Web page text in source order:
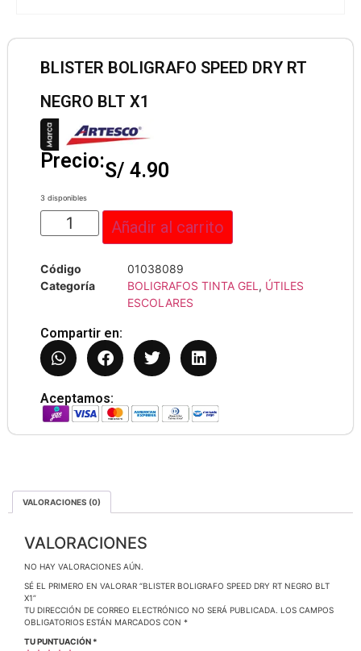
BLISTER BOLIGRAFO SPEED DRY RT
NEGRO BLT X1
Precio:S/ 4.90
3 disponibles
Añadir al carrito
Código
01038089
Categoría
BOLIGRAFOS TINTA GEL , ÚTILES
ESCOLARES
Compartir en:
Aceptamos:
VALORACIONES (0)
VALORACIONES
NO HAY VALORACIONES AÚN.
SÉ EL PRIMERO EN VALORAR “BLISTER BOLIGRAFO SPEED DRY RT NEGRO BLT
X1”
TU DIRECCIÓN DE CORREO ELECTRÓNICO NO SERÁ PUBLICADA.
LOS CAMPOS
OBLIGATORIOS ESTÁN MARCADOS CON *
TU PUNTUACIÓN *